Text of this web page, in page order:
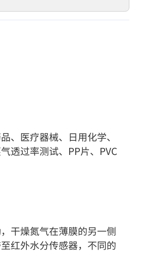
、医疗器械、日用化学、
透过率测试、PP片、PVC
干燥氮气在薄膜的另一侧
红外水分传感器，不同的